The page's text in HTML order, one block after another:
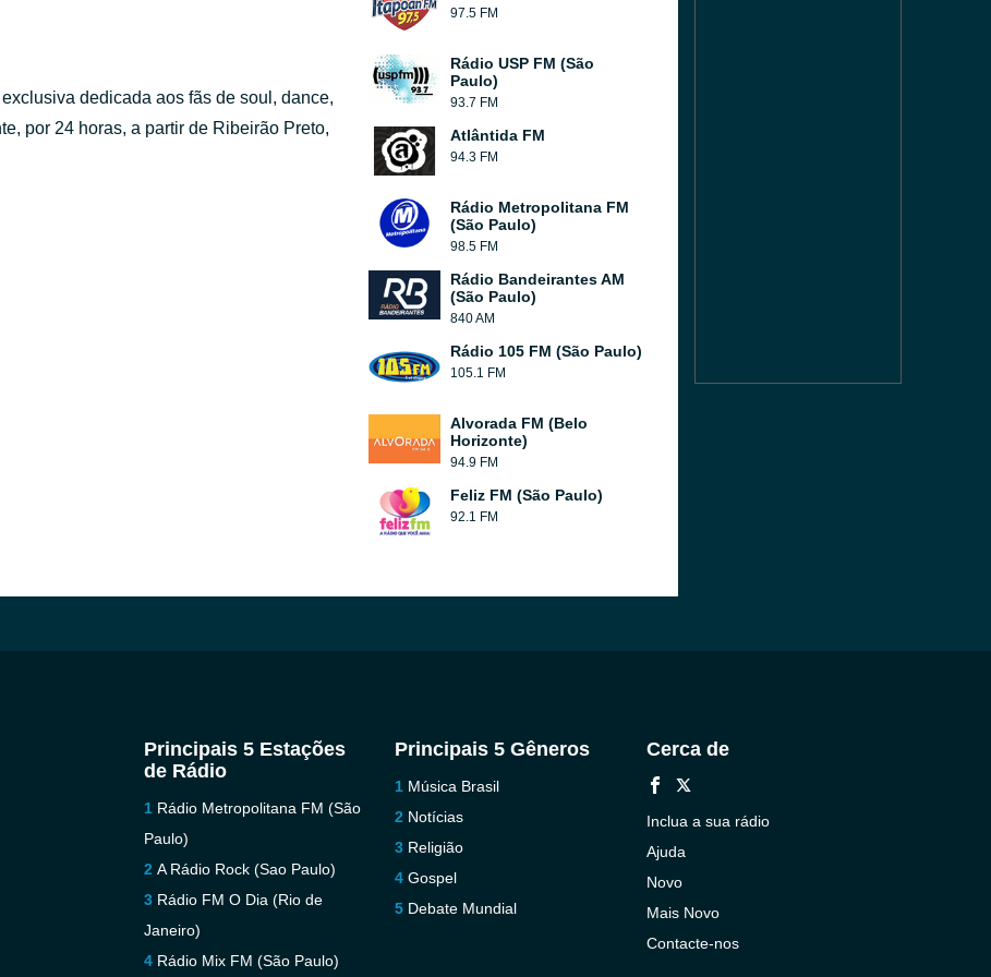
dedicada aos fãs de soul, dance,
por 24 horas, a partir de Ribeirão Preto,
97.5 FM
Rádio USP FM (São
Paulo)
93.7 FM
Atlântida FM
94.3 FM
Rádio Metropolitana FM
(São Paulo)
98.5 FM
Rádio Bandeirantes AM
(São Paulo)
840 AM
Rádio 105 FM (São Paulo)
105.1 FM
Alvorada FM (Belo
Horizonte)
94.9 FM
Feliz FM (São Paulo)
92.1 FM
Principais 5 Estações
de Rádio
Rádio Metropolitana FM (São
Paulo)
A Rádio Rock (Sao Paulo)
Rádio FM O Dia (Rio de
Janeiro)
Rádio Mix FM (São Paulo)
Principais 5 Gêneros
Música Brasil
Notícias
Religião
Gospel
Debate Mundial
Cerca de
Inclua a sua rádio
Ajuda
Novo
Mais Novo
Contacte-nos